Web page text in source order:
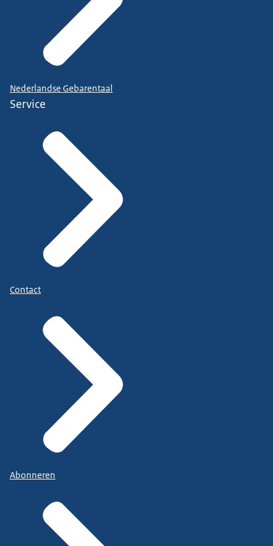
Nederlandse Gebarentaal
Service
Contact
Abonneren